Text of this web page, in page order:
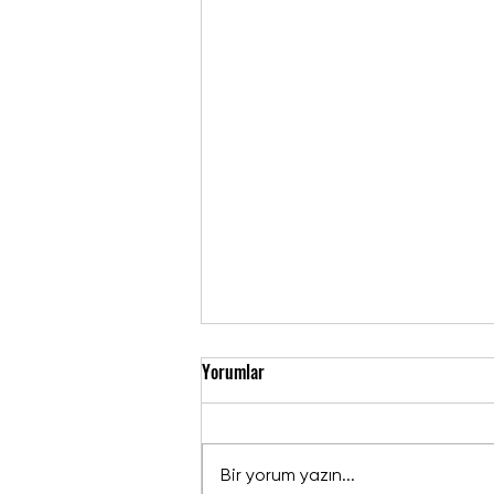
Yorumlar
Bir yorum yazın...